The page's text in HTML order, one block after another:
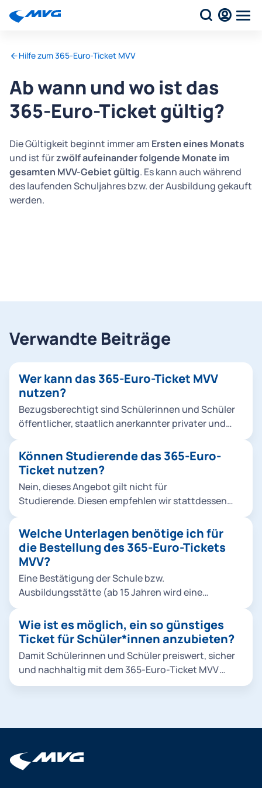
Hilfe zum 365-Euro-Ticket MVV
Ab wann und wo ist das
365-Euro-Ticket gültig?
Die Gültigkeit beginnt immer am Ersten eines Monats
und ist fürzwölf aufeinander folgende Monate im
gesamten MVV-Gebiet gültig. Es kann auch während
des laufenden Schuljahres bzw. der Ausbildung gekauft
werden.
Verwandte Beiträge
Wer kann das 365-Euro-Ticket MVV
nutzen?
Bezugsberechtigt sind Schülerinnen und Schüler
öffentlicher, staatlich anerkannter privater und
Verbundgebiet wohnen oder deren Schule oder
Ausbildungsstätte im MVV-Gebiet liegt.
Dienstleistende und Teilnehmer*innen an einem
freiwilligen sozialen oder ökologischen Jahr
Können Studierende das 365-Euro-
Ticket nutzen?
Nein, dieses Angebot gilt nicht für
Studierende. Diesen empfehlen wir stattdessen
Welche Unterlagen benötige ich für
die Bestellung des 365-Euro-Tickets
MVV?
Eine Bestätigung der Schule bzw.
Ausbildungsstätte (ab 15 Jahren wird eine
benötigt) Download-Vorlage als PDF Alternativ:
Unterlagen zur Ausbildung – zum Beispiel IHK-
Ausbildungsbestätigung muss mindestens 12
Monate gültig sein. Nur bei Kindern von 6 bis
Wie ist es möglich, ein so günstiges
Ticket für Schüler*innen anzubieten?
Damit Schülerinnen und Schüler preiswert, sicher
und nachhaltig mit dem 365-Euro-Ticket MVV
unterwegs sein können, übernehmen der Freistaat
Dachau, Ebersberg, Erding, Freising,
Kostendifferenz.